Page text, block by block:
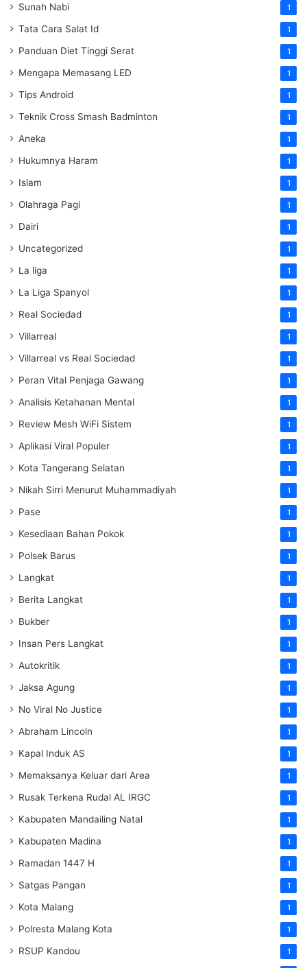
Sunah Nabi 1
Tata Cara Salat Id 1
Panduan Diet Tinggi Serat 1
Mengapa Memasang LED 1
Tips Android 1
Teknik Cross Smash Badminton 1
Aneka 1
Hukumnya Haram 1
Islam 1
Olahraga Pagi 1
Dairi 1
Uncategorized 1
La liga 1
La Liga Spanyol 1
Real Sociedad 1
Villarreal 1
Villarreal vs Real Sociedad 1
Peran Vital Penjaga Gawang 1
Analisis Ketahanan Mental 1
Review Mesh WiFi Sistem 1
Aplikasi Viral Populer 1
Kota Tangerang Selatan 1
Nikah Sirri Menurut Muhammadiyah 1
Pase 1
Kesediaan Bahan Pokok 1
Polsek Barus 1
Langkat 1
Berita Langkat 1
Bukber 1
Insan Pers Langkat 1
Autokritik 1
Jaksa Agung 1
No Viral No Justice 1
Abraham Lincoln 1
Kapal Induk AS 1
Memaksanya Keluar dari Area 1
Rusak Terkena Rudal AL IRGC 1
Kabupaten Mandailing Natal 1
Kabupaten Madina 1
Ramadan 1447 H 1
Satgas Pangan 1
Kota Malang 1
Polresta Malang Kota 1
RSUP Kandou 1